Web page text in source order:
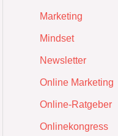
Marketing
Mindset
Newsletter
Online Marketing
Online-Ratgeber
Onlinekongress